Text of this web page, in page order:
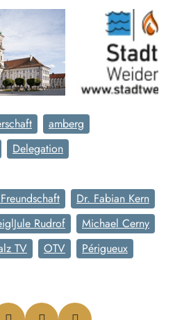
amberg
Delegation
Dr. Fabian Kern
Rudrof
Michael Cerny
TV OTV
Périgueux